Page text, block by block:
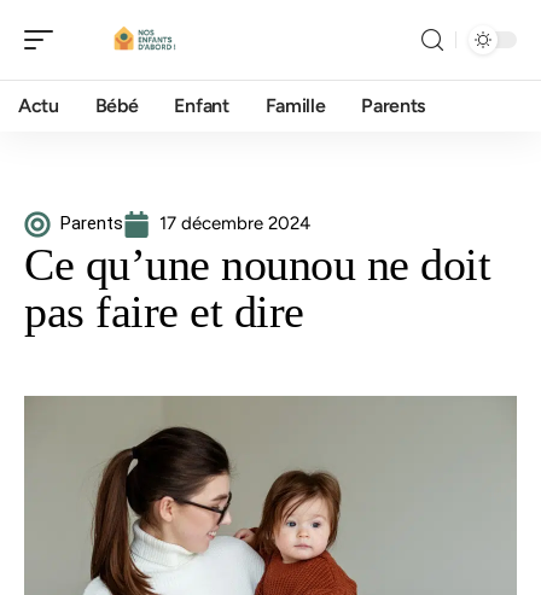
Actu Bébé Enfant Famille Parents
Parents 17 décembre 2024
Ce qu’une nounou ne doit
pas faire et dire